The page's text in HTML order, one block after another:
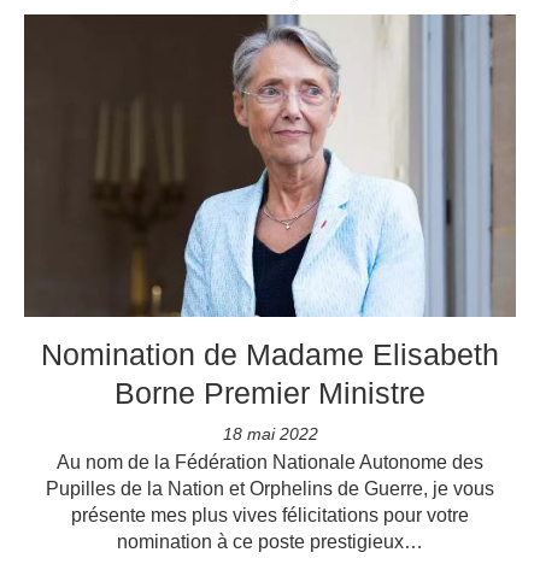
Nomination de Madame Elisabeth
Borne Premier Ministre
18 mai 2022
Au nom de la Fédération Nationale Autonome des
Pupilles de la Nation et Orphelins de Guerre, je vous
présente mes plus vives félicitations pour votre
nomination à ce poste prestigieux…